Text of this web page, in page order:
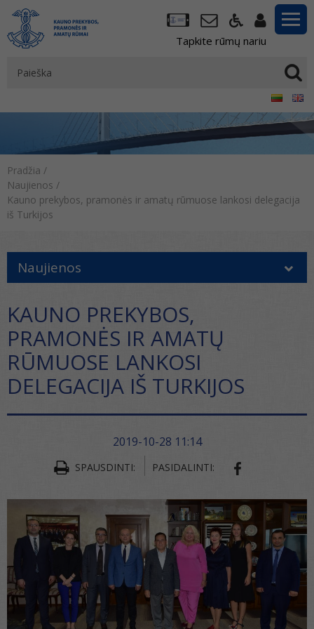
Tapkite rūmų nariu
Pradžia /
Naujienos /
Kauno prekybos, pramonės ir amatų rūmuose lankosi delegacija
iš Turkijos
Naujienos
KAUNO PREKYBOS,
PRAMONĖS IR AMATŲ
RŪMUOSE LANKOSI
DELEGACIJA IŠ TURKIJOS
2019-10-28 11:14
SPAUSDINTI: PASIDALINTI: